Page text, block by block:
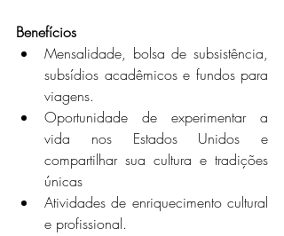
Benefícios
Mensalidade, bolsa de subsistência,
subsídios acadêmicos e fundos para
viagens.
Oportunidade de experimentar a
vida nos Estados Unidos e
compartilhar sua cultura e tradições
únicas
Atividades de enriquecimento cultural
e profissional.